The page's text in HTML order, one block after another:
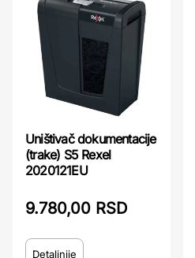
Uništivač dokumentacije
(trake) S5 Rexel
2020121EU
9.780,00 RSD
Detaljnije